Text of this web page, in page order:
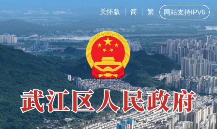
关怀版 简 繁 网站支持IPV6